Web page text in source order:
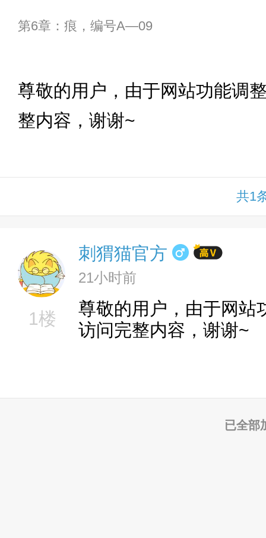
第6章：痕，编号A—09
尊敬的用户，由于网站功能调
整内容，谢谢~
共1
1楼
刺猬猫官方
21小时前
尊敬的用户，由于网站
访问完整内容，谢谢~
已全部